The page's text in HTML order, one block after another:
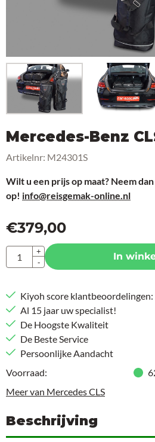
Mercedes-Benz
Artikelnr: M24301S
Wilt u een prijs op maat? Neem
op! info@reisgemak-online.nl
€379,00
Aantal
+
-
In
Kiyoh score klantbeoordelingen:
Al 15 jaar uw specialist!
De Hoogste Kwaliteit
De Beste Service
Persoonlijke Aandacht
Voorraad:
Meer van Mercedes CLS
Beschrijving